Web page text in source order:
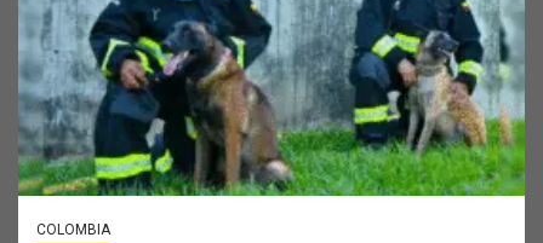
COLOMBIA